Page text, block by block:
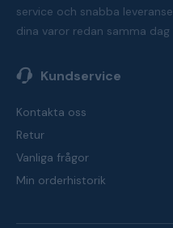
service och snabba
dina varor redan samma
Kundservice
Kontakta oss
Retur
Vanliga frågor
Min orderhistorik